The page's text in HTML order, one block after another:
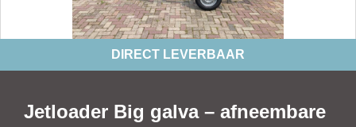
DIRECT LEVERBAAR
Jetloader Big galva – afneembare